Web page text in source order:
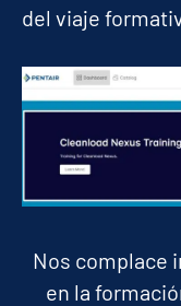
del viaje
Nos complace
en la